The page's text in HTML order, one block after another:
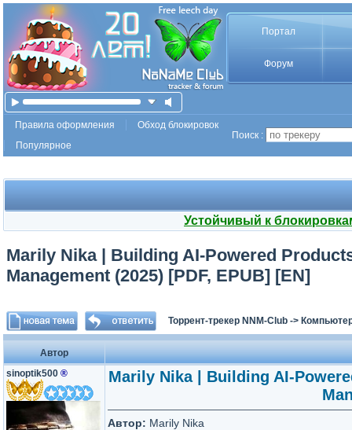
Портал
Форум
Правила оформления
Обход блокировок
Популярное
Поиск :
Устойчивый к
Marily Nika | Building AI-Powered
Management (2025) [PDF, EPUB] [EN]
Торрент-трекер NNM-Club ->
Автор
sinoptik500 ®
Marily Nika | Building AI-
Автор: Marily Nika